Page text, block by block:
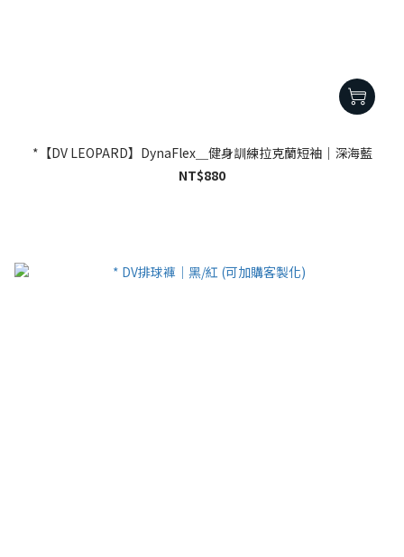
*【DV LEOPARD】DynaFlex＿健身訓練拉克蘭短袖｜深海藍
NT$880